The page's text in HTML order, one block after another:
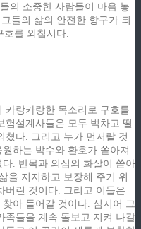
의 소중한 사람들이 마음 놓
들의 삶의 안전한 항구가 되
호를 외칩시다.
카랑카랑한 목소리로 구호를
험설계사들은 모두 벅차고 떨
쳤다. 그리고 누가 먼저랄 것
하는 박수와 환호가 쏟아져
. 반목과 의심의 화살이 쏟아
을 지지하고 보장해 주기 위
버린 것이다. 그리고 이들은
아 들어갈 것이다. 심지어 그
족들을 계속 돌보고 지켜 나갈